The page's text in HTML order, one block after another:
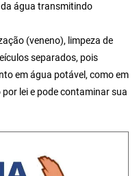
água transmitindo
(veneno), limpeza de
separados, pois
em água potável, como em
lei e pode contaminar sua